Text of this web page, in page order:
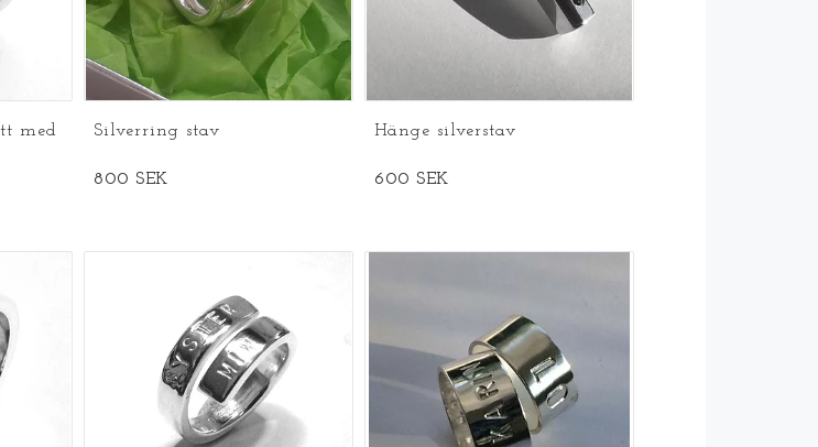
med
Silverring stav
800 SEK
Hänge silverstav
600 SEK